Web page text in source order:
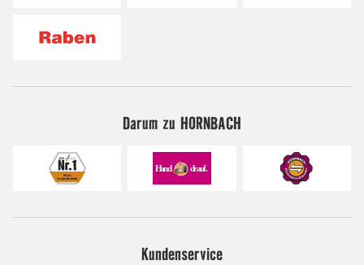
Darum zu HORNBACH
Kundenservice